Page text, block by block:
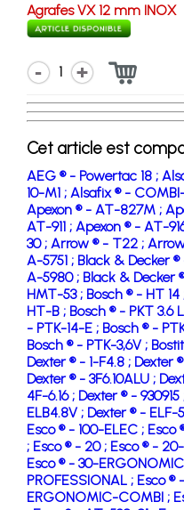
Agrafes VX 12 mm INOX
1
Cet article est
AEG ® - Powertac 18 ;
10-M1 ; Alsafix ® - COMBI-
Apexon ® - AT-827M ;
AT-911 ; Apexon ® - AT-
30 ; Arrow ® - T22 ;
A-5751 ; Black & Decker
A-5980 ; Black & Decker
HMT-53 ; Bosch ® - HT 14
HT-B ; Bosch ® - PKT 3.6
- PTK-14-E ; Bosch ® -
Bosch ® - PTK-3,6V ;
Dexter ® - 1-F4.8 ; Dexter
Dexter ® - 3F6.10ALU ;
4F-6.16 ; Dexter ® - 930915
ELB4.8V ; Dexter ® - ELF-
Esco ® - 100-ELEC ; Esco
; Esco ® - 20 ; Esco ® -
Esco ® - 30-
PROFESSIONAL ; Esco ®
ERGONOMIC-COMBI ;